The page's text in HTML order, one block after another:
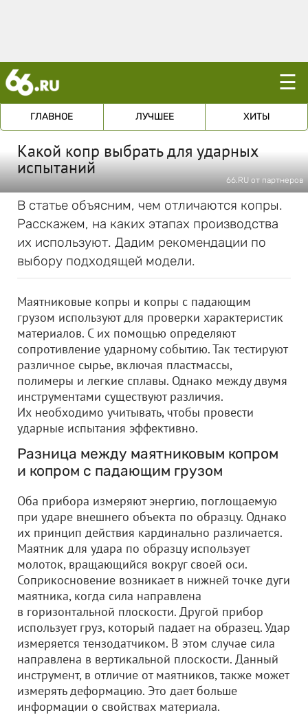
☰
ГЛАВНОЕ ЛУЧШЕЕ ХИТЫ
Какой копр выбрать для ударных
испытаний
66.RU от партнеров
В статье объясним, чем отличаются копры.
Расскажем, на каких этапах производства
их используют. Дадим рекомендации по
выбору подходящей модели.
Маятниковые копры и копры с падающим
грузом используют для проверки характеристик
материалов. С их помощью определяют
сопротивление ударному событию. Так тестируют
различное сырье, включая пластмассы,
полимеры и легкие сплавы. Однако между двумя
инструментами существуют различия.
Их необходимо учитывать, чтобы провести
ударные испытания эффективно.
Разница между маятниковым копром
и копром с падающим грузом
Оба прибора измеряют энергию, поглощаемую
при ударе внешнего объекта по образцу. Однако
их принцип действия кардинально различается.
Маятник для удара по образцу использует
молоток, вращающийся вокруг своей оси.
Соприкосновение возникает в нижней точке дуги
маятника, когда сила направлена
в горизонтальной плоскости. Другой прибор
использует груз, который падает на образец. Удар
измеряется тензодатчиком. В этом случае сила
направлена в вертикальной плоскости. Данный
инструмент, в отличие от маятников, также может
измерять деформацию. Это дает больше
информации о свойствах материала.